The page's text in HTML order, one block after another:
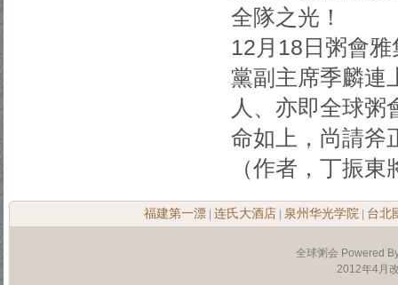
全隊之光！
12月18日粥會
黨副主席季麟連
人、亦即全球粥
命如上，尚請斧
（作者，丁振
福建第一漂 连氏大酒店 泉州华光学院 台北
全球粥会 Powered
2012年4月